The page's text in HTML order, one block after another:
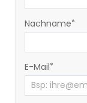
Nachname
E-Mail